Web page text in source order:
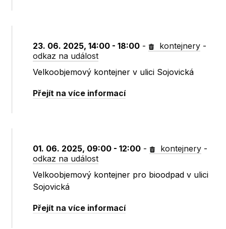
23. 06. 2025, 14:00 - 18:00 - kontejnery -
odkaz na událost
Velkoobjemový kontejner v ulici Sojovická
Přejít na více informací
01. 06. 2025, 09:00 - 12:00 - kontejnery -
odkaz na událost
Velkoobjemový kontejner pro bioodpad v ulici
Sojovická
Přejít na více informací